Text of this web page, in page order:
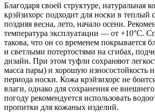
Благодаря своей структуре, натуральная
крэйзихорс подходит для носки в теплый
поздняя весна, лето, начало осени.
температура эксплуатации — от +10°С.
такова, что он со временем покрывается
и светлыми потертостями на сгибах,
дизайн. При этом туфли сохраняют
масса пары) и хорошую износостойкость
периода носки. Кожа крэйзихорс не
влаги, однако для сохранения ее
погоду рекомендуется использовать
пропитки для кожаных изделий.